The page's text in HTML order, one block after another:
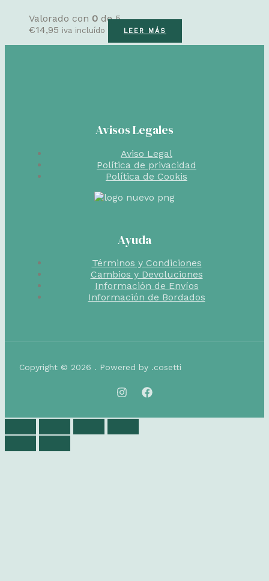
Valorado con 0 de 5
€14,95 iva incluído LEER MÁS
Avisos Legales
Aviso Legal
Política de privacidad
Política de Cookis
Ayuda
Términos y Condiciones
Cambios y Devoluciones
Información de Envíos
Información de Bordados
Copyright © 2026 . Powered by .cosetti